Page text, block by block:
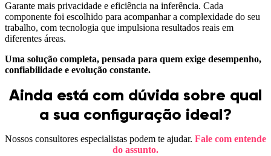
Garante mais privacidade e eficiência na inferência. Cada
componente foi escolhido para acompanhar a complexidade do seu
trabalho, com tecnologia que impulsiona resultados reais em
diferentes áreas.
Uma solução completa, pensada para quem exige desempenho,
confiabilidade e evolução constante.
Ainda está com dúvida sobre qual
a sua configuração ideal?
Nossos consultores especialistas podem te ajudar. Fale com entende
do assunto.